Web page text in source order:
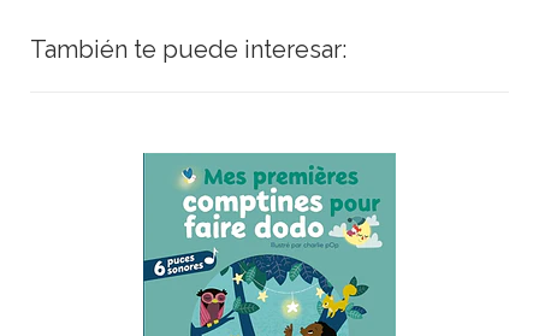
También te puede interesar: